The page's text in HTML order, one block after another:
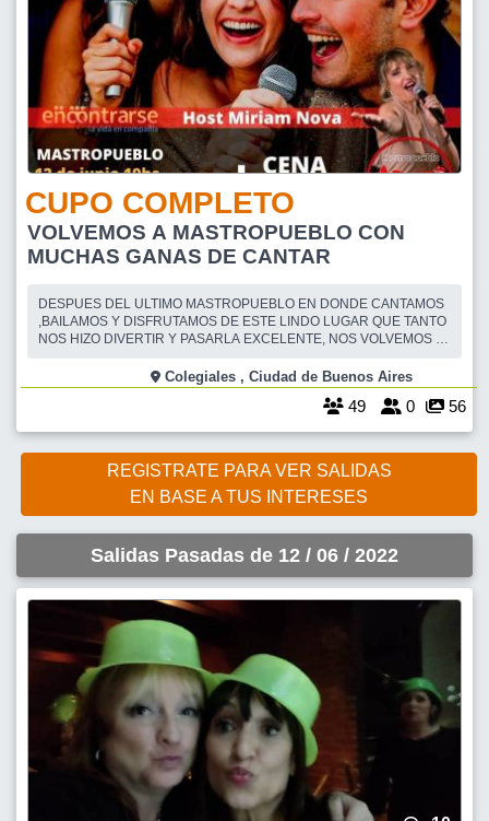
CUPO COMPLETO
VOLVEMOS A MASTROPUEBLO CON
MUCHAS GANAS DE CANTAR
DESPUES DEL ULTIMO MASTROPUEBLO EN DONDE CANTAMOS
,BAILAMOS Y DISFRUTAMOS DE ESTE LINDO LUGAR QUE TANTO
NOS HIZO DIVERTIR Y PASARLA EXCELENTE, NOS VOLVEMOS A
QUEDAMOS DIVIRTIÉNDONOS , CANTANDO Y BAILANDO HASTA
LAS DOCE DE LA NOCHE!! SI TE GUSTÓ Y QUERES VOLVER,
Colegiales , Ciudad de Buenos Aires
49 0 56
REGISTRATE PARA VER SALIDAS
EN BASE A TUS INTERESES
Salidas Pasadas de 12 / 06 / 2022